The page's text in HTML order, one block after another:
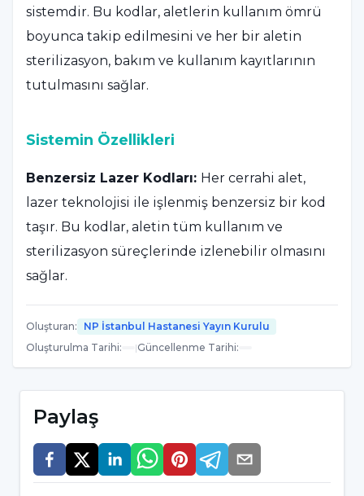
sistemdir. Bu kodlar, aletlerin kullanım ömrü
boyunca takip edilmesini ve her bir aletin
sterilizasyon, bakım ve kullanım kayıtlarının
tutulmasını sağlar.
Sistemin Özellikleri
Benzersiz Lazer Kodları: Her cerrahi alet,
lazer teknolojisi ile işlenmiş benzersiz bir kod
taşır. Bu kodlar, aletin tüm kullanım ve
sterilizasyon süreçlerinde izlenebilir olmasını
sağlar.
Entegre Veri Tabanı:Tüm cerrahi aletler,
merkezi bir veri tabanında kayıt altına alınır.
Bu veri tabanı, aletlerin kullanıldığı
ameliyatlar, sterilizasyon işlemleri ve bakım
kayıtları gibi bilgileri içerir.
Sterilizasyon Takibi: Aletlerin sterilizasyon
süreçleri, lazer kodları sayesinde detaylı bir
Oluşturan:
NP İstanbul Hastanesi Yayın Kurulu
Oluşturulma Tarihi: |Güncellenme Tarihi:
Paylaş